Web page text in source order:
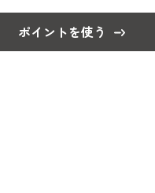
ポイントを使う